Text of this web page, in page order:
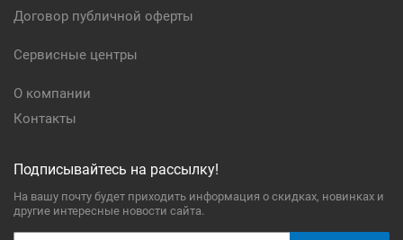
Договор публичной оферты
Сервисные центры
О компании
Контакты
Подписывайтесь на рассылку!
На вашу почту будет приходить информация о скидках, новинках и
другие интересные новости сайта.